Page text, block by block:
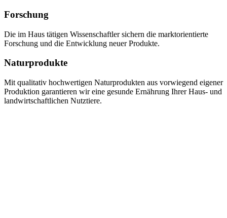
Forschung
Die im Haus tätigen Wissenschaftler sichern die marktorientierte
Forschung und die Entwicklung neuer Produkte.
Naturprodukte
Mit qualitativ hochwertigen Naturprodukten aus vorwiegend eigener
Produktion garantieren wir eine gesunde Ernährung Ihrer Haus- und
landwirtschaftlichen Nutztiere.